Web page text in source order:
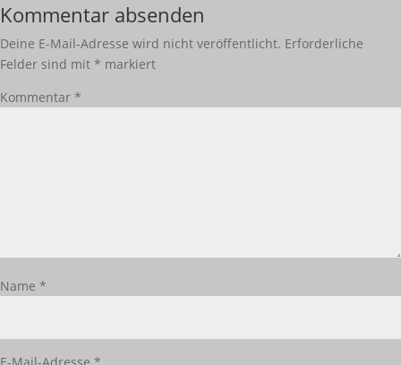
Kommentar absenden
Deine E-Mail-Adresse wird nicht veröffentlicht. Erforderliche
Felder sind mit * markiert
Kommentar *
Name *